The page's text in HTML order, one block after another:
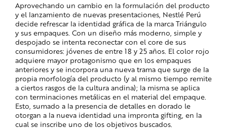
Aprovechando un cambio en la formulación del producto
y el lanzamiento de nuevas presentaciones, Nestlé Perú
decide refrescar la identidad gráfica de la marca Triángulo
y sus empaques. Con un diseño más moderno, simple y
despojado se intenta reconectar con el core de sus
consumidores: jóvenes de entre 18 y 25 años. El color rojo
adquiere mayor protagonismo que en los empaques
anteriores y se incorpora una nueva trama que surge de la
propia morfología del producto (y al mismo tiempo remite
a ciertos rasgos de la cultura andina); la misma se aplica
con terminaciones metálicas en el material del empaque.
Esto, sumado a la presencia de detalles en dorado le
otorgan a la nueva identidad una impronta gifting, en la
cual se inscribe uno de los objetivos buscados.